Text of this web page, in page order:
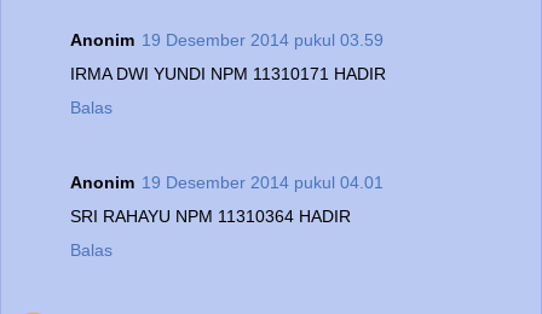
Anonim 19 Desember 2014 pukul 03.59
IRMA DWI YUNDI NPM 11310171 HADIR
Balas
Anonim 19 Desember 2014 pukul 04.01
SRI RAHAYU NPM 11310364 HADIR
Balas